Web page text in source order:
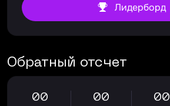
Лидерборд
Обратный отсчет
00 00 00